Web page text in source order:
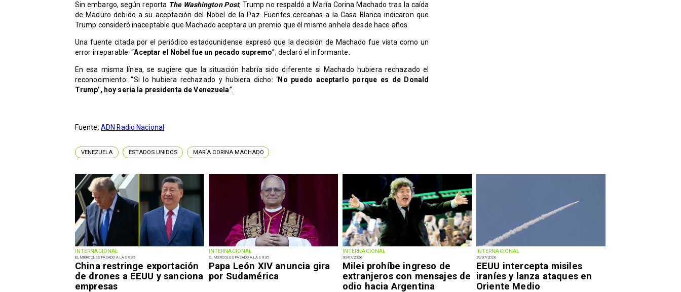
INTERNACIONAL
EL MIÉRCOLES PASADO A LAS 9:35
China restringe exportación
de drones a EEUU y sanciona
empresas
INTERNACIONAL
EL MIÉRCOLES PASADO A LAS 9:35
Papa León XIV anuncia gira
por Sudamérica
INTERNACIONAL
30/07/2026
Milei prohíbe ingreso de
extranjeros con mensajes de
odio hacia Argentina
INTERNACIONAL
29/07/2026
EEUU intercepta misiles
iraníes y lanza ataques en
Oriente Medio
Sin embargo, según reporta The Washington Post, Trump no respaldó a María Corina Machado tras la caída
de Maduro debido a su aceptación del Nobel de la Paz. Fuentes cercanas a la Casa Blanca indicaron que
Trump consideró inaceptable que Machado aceptara un premio que él mismo anhela desde hace años.
Una fuente citada por el periódico estadounidense expresó que la decisión de Machado fue vista como un
error irreparable. “Aceptar el Nobel fue un pecado supremo”, declaró el informante.
En esa misma línea, se sugiere que la situación habría sido diferente si Machado hubiera rechazado el
reconocimiento: “Si lo hubiera rechazado y hubiera dicho: ‘No puedo aceptarlo porque es de Donald
Trump’, hoy sería la presidenta de Venezuela”.
Fuente: ADN Radio Nacional
VENEZUELA ESTADOS UNIDOS MARÍA CORINA MACHADO